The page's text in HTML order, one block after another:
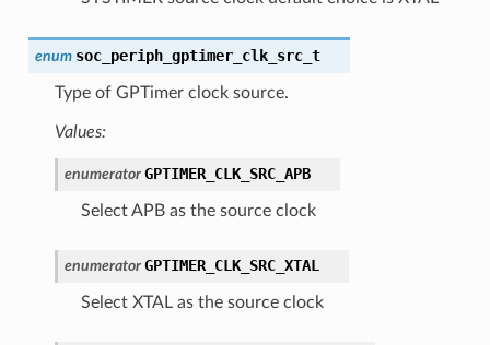
enum soc_periph_gptimer_clk_src_t
Type of GPTimer clock source.
Values:
enumerator GPTIMER_CLK_SRC_APB
Select APB as the source clock
enumerator GPTIMER_CLK_SRC_XTAL
Select XTAL as the source clock